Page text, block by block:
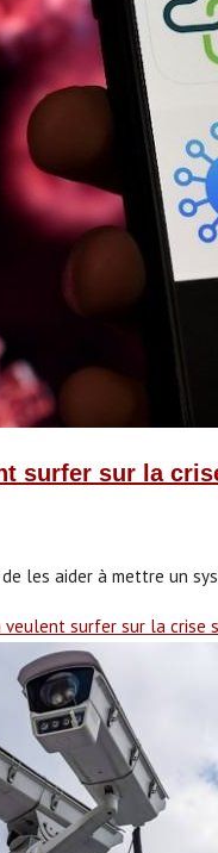
surfer sur la
les aider à mettre un
veulent surfer sur la crise